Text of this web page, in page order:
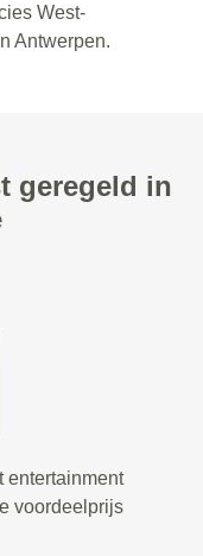
West-
Antwerpen.
geregeld in
entertainment
voordeelprijs